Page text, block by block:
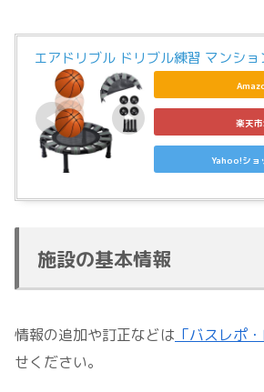
エアドリブル ドリブル練習 マンショ
楽天
Yahoo!ショ
施設の基本情報
情報の追加や訂正などは 「バスレポ
せください。